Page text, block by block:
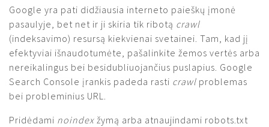
Google yra pati didžiausia interneto paieškų įmonė
pasaulyje, bet net ir ji skiria tik ribotą crawl
(indeksavimo) resursą kiekvienai svetainei. Tam, kad jį
efektyviai išnaudotumėte, pašalinkite žemos vertės arba
nereikalingus bei besidubliuojančius puslapius. Google
Search Console įrankis padeda rasti crawl problemas
bei probleminius URL.
Pridėdami noindex žymą arba atnaujindami robots.txt